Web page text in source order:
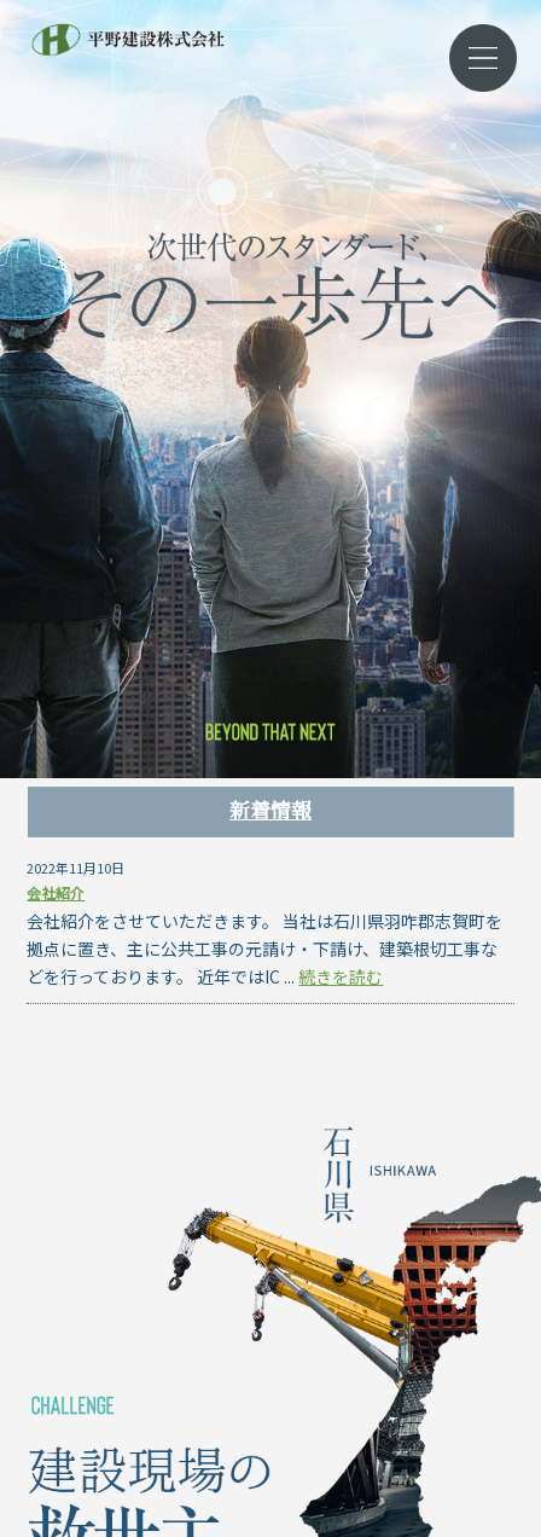
新着情報
2022年11月10日
会社紹介
会社紹介をさせていただきます。 当社は石川県羽咋郡志賀町を
拠点に置き、主に公共工事の元請け・下請け、建築根切工事な
どを行っております。 近年ではIC ...続きを読む